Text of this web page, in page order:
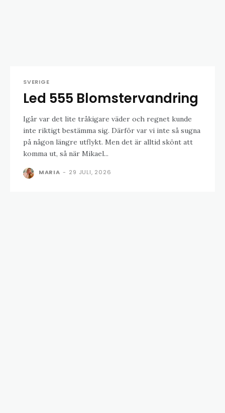
SVERIGE
Led 555 Blomstervandring
Igår var det lite tråkigare väder och regnet kunde
inte riktigt bestämma sig. Därför var vi inte så sugna
på någon längre utflykt. Men det är alltid skönt att
komma ut, så när Mikael...
MARIA - 29 JULI, 2026